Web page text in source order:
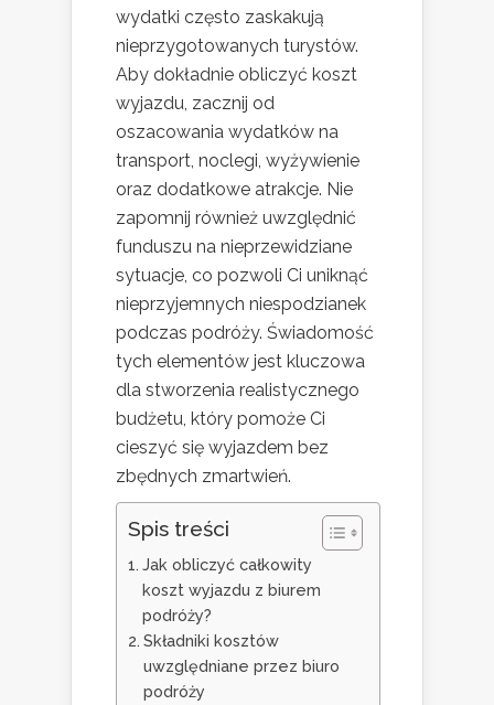
wydatki często zaskakują
nieprzygotowanych turystów.
Aby dokładnie obliczyć koszt
wyjazdu, zacznij od
oszacowania wydatków na
transport, noclegi, wyżywienie
oraz dodatkowe atrakcje. Nie
zapomnij również uwzględnić
funduszu na nieprzewidziane
sytuacje, co pozwoli Ci uniknąć
nieprzyjemnych niespodzianek
podczas podróży. Świadomość
tych elementów jest kluczowa
dla stworzenia realistycznego
budżetu, który pomoże Ci
cieszyć się wyjazdem bez
zbędnych zmartwień.
Spis treści
Jak obliczyć całkowity
koszt wyjazdu z biurem
podróży?
Składniki kosztów
uwzględniane przez biuro
podróży